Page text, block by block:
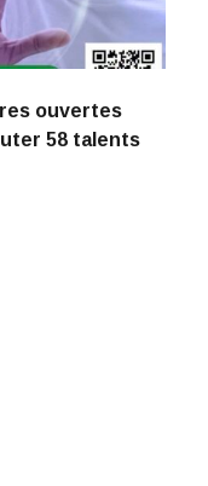
ouvertes
58 talents